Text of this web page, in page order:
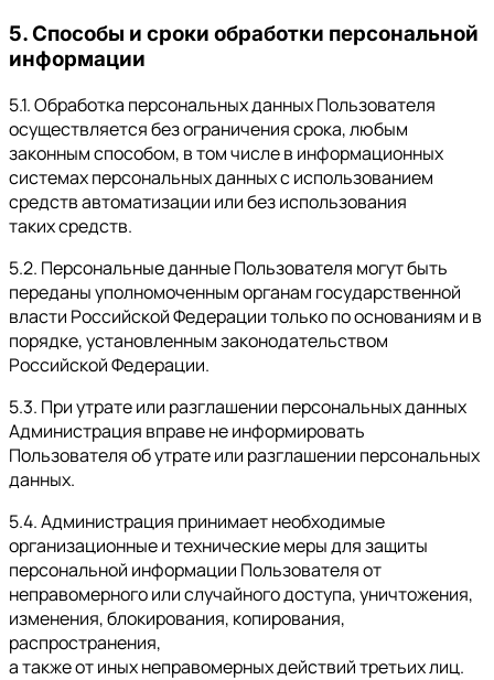
5. Способы и сроки обработки персональной
информации
5.1. Обработка персональных данных Пользователя
осуществляется без ограничения срока, любым
законным способом, в том числе в информационных
системах персональных данных с использованием
средств автоматизации или без использования
таких средств.
5.2. Персональные данные Пользователя могут быть
переданы уполномоченным органам государственной
власти Российской Федерации только по основаниям и в
порядке, установленным законодательством
Российской Федерации.
5.3. При утрате или разглашении персональных данных
Администрация вправе не информировать
Пользователя об утрате или разглашении персональных
данных.
5.4. Администрация принимает необходимые
организационные и технические меры для защиты
персональной информации Пользователя от
неправомерного или случайного доступа, уничтожения,
изменения, блокирования, копирования,
распространения,
а также от иных неправомерных действий третьих лиц.